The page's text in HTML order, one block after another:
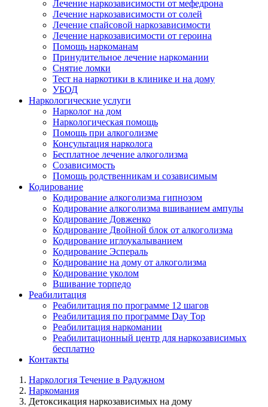
Лечение наркозависимости от мефедрона
Лечение наркозависимости от солей
Лечение спайсовой наркозависимости
Лечение наркозависимости от героина
Помощь наркоманам
Принудительное лечение наркомании
Снятие ломки
Тест на наркотики в клинике и на дому
УБОД
Наркологические услуги
Нарколог на дом
Наркологическая помощь
Помощь при алкоголизме
Консультация нарколога
Бесплатное лечение алкоголизма
Созависимость
Помощь родственникам и созависимым
Кодирование
Кодирование алкоголизма гипнозом
Кодирование алкоголизма вшиванием ампулы
Кодирование Довженко
Кодирование Двойной блок от алкоголизма
Кодирование иглоукалыванием
Кодирование Эспераль
Кодирование на дому от алкоголизма
Кодирование уколом
Вшивание торпедо
Реабилитация
Реабилитация по программе 12 шагов
Реабилитация по программе Day Top
Реабилитация наркомании
Реабилитационный центр для наркозависимых
бесплатно
Контакты
Наркология Течение в Радужном
Наркомания
Детоксикация наркозависимых на дому